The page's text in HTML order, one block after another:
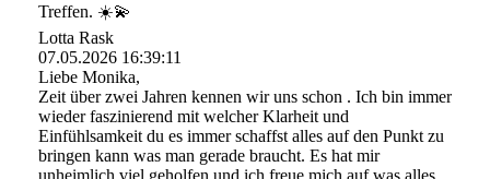
Treffen. ☀️💫
Lotta Rask
07.05.2026 16:39:11
Liebe Monika,
Zeit über zwei Jahren kennen wir uns schon . Ich bin immer
wieder faszinierend mit welcher Klarheit und
Einfühlsamkeit du es immer schaffst alles auf den Punkt zu
bringen kann was man gerade braucht. Es hat mir